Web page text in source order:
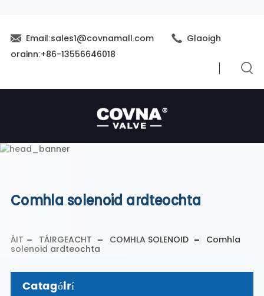
Email:sales1@covnamall.com
Glaoigh
orainn:+86-13556646018
Comhla solenoid ardteochta
ÁIT TÁIRGEACHT COMHLA SOLENOID
Comhla
solenoid ardteochta
Catagóirí